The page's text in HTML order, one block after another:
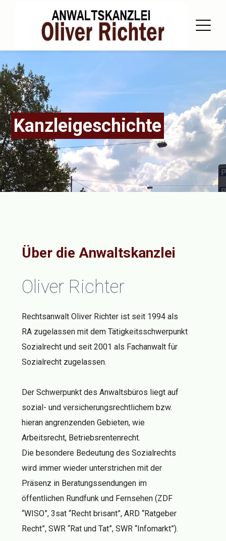
Kanzleigeschichte
Über die Anwaltskanzlei
Oliver Richter
Rechtsanwalt Oliver Richter ist seit 1994 als
RA zugelassen mit dem Tätigkeitsschwerpunkt
Sozialrecht und seit 2001 als Fachanwalt für
Sozialrecht zugelassen.
Der Schwerpunkt des Anwaltsbüros liegt auf
sozial- und versicherungsrechtlichem bzw.
hieran angrenzenden Gebieten, wie
Arbeitsrecht, Betriebsrentenrecht.
Die besondere Bedeutung des Sozialrechts
wird immer wieder unterstrichen mit der
Präsenz in Beratungssendungen im
öffentlichen Rundfunk und Fernsehen (ZDF
“WISO”, 3sat “Recht brisant”, ARD “Ratgeber
Recht”, SWR “Rat und Tat”, SWR “Infomarkt”).